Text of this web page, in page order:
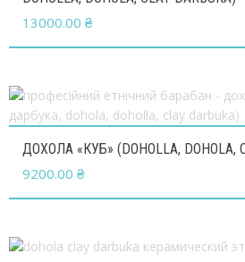
13000.00 ₴
ДОХОЛА «КУБ» (DOHOLLA, DOHOLA,
9200.00 ₴